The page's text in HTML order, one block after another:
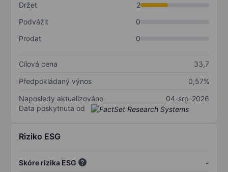
Držet
2
Podvážit
0
Prodat
0
Cílová cena
33,7
Předpokládaný výnos
0,57%
Naposledy aktualizováno
04-srp-2026
Data poskytnuta od
Riziko ESG
Skóre rizika ESG
-